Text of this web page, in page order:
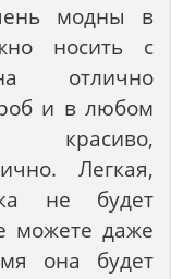
модны в
носить с
отлично
и в любом
красиво,
Легкая,
не будет
можете даже
она будет